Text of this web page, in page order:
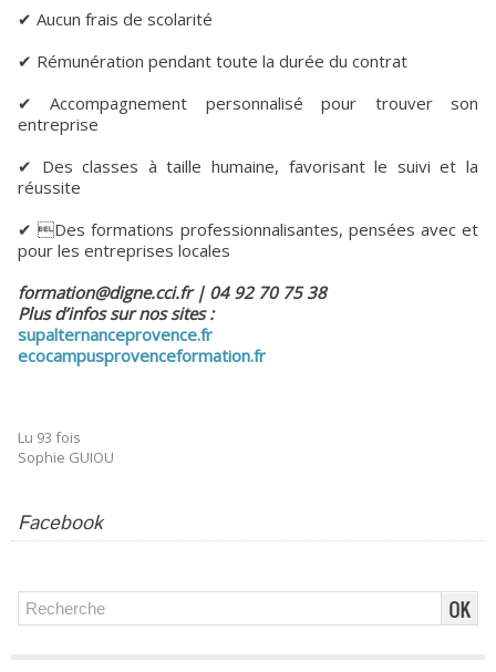
✔ Aucun frais de scolarité
✔ Rémunération pendant toute la durée du contrat
✔ Accompagnement personnalisé pour trouver son
entreprise
✔ Des classes à taille humaine, favorisant le suivi et la
réussite
✔ Des formations professionnalisantes, pensées avec et
pour les entreprises locales
formation@digne.cci.fr | 04 92 70 75 38
Plus d’infos sur nos sites :
supalternanceprovence.fr
ecocampusprovenceformation.fr
Lu 93 fois
Sophie GUIOU
Facebook